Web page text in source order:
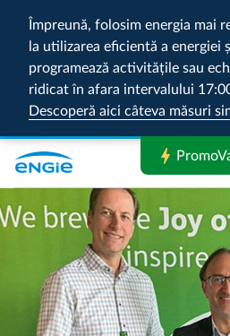
Împreună, folosim energia mai
la utilizarea eficientă a energiei
programează activitățile sau
ridicat în afara intervalului
Descoperă aici câteva măsuri
bolt